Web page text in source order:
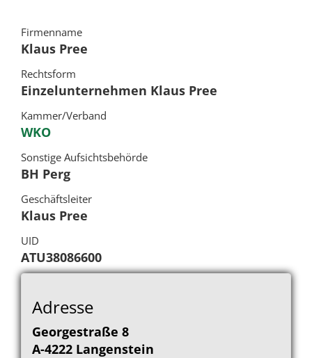
Firmenname
Klaus Pree
Rechtsform
Einzelunternehmen Klaus Pree
Kammer/Verband
WKO
Sonstige Aufsichtsbehörde
BH Perg
Geschäftsleiter
Klaus Pree
UID
ATU38086600
Adresse
Georgestraße 8
A-4222 Langenstein